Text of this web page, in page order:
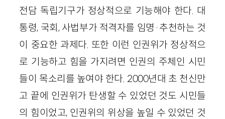
전담 독립기구가 정상적으로 기능해야 한다. 대
통령, 국회, 사법부가 적격자를 임명·추천하는 것
이 중요한 과제다. 또한 이런 인권위가 정상적으
로 기능하고 힘을 가지려면 인권의 주체인 시민
들이 목소리를 높여야 한다. 2000년대 초 천신만
고 끝에 인권위가 탄생할 수 있었던 것도 시민들
의 힘이었고, 인권위의 위상을 높일 수 있었던 것